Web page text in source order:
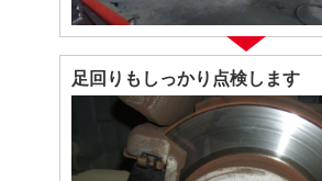
足回りもしっかり点検します